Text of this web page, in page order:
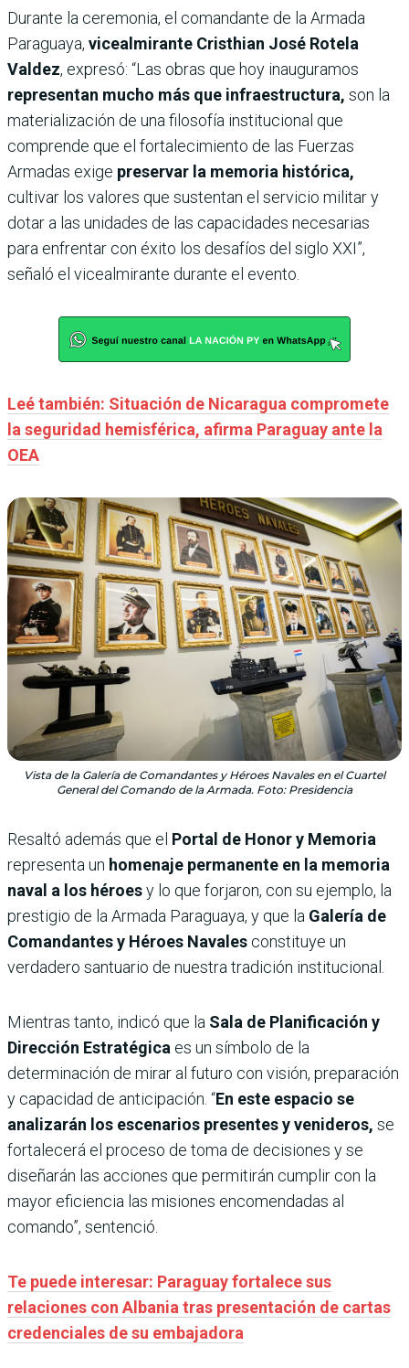
Durante la ceremonia, el comandante de la Armada
Paraguaya, vicealmirante Cristhian José Rotela
Valdez, expresó: “Las obras que hoy inauguramos
representan mucho más que infraestructura, son la
materialización de una filosofía institucional que
comprende que el fortalecimiento de las Fuerzas
Armadas exige preservar la memoria histórica,
cultivar los valores que sustentan el servicio militar y
dotar a las unidades de las capacidades necesarias
para enfrentar con éxito los desafíos del siglo XXI”,
señaló el vicealmirante durante el evento.
Leé también: Situación de Nicaragua compromete
la seguridad hemisférica, afirma Paraguay ante la
OEA
Vista de la Galería de Comandantes y Héroes Navales en el Cuartel
General del Comando de la Armada. Foto: Presidencia
Resaltó además que el Portal de Honor y Memoria
representa un homenaje permanente en la memoria
naval a los héroesy lo que forjaron, con su ejemplo, la
prestigio de la Armada Paraguaya, y que la Galería de
Comandantes y Héroes Navales constituye un
verdadero santuario de nuestra tradición institucional.
Mientras tanto, indicó que la Sala de Planificación y
Dirección Estratégica es un símbolo de la
determinación de mirar al futuro con visión, preparación
y capacidad de anticipación. “En este espacio se
analizarán los escenarios presentes y venideros, se
fortalecerá el proceso de toma de decisiones y se
diseñarán las acciones que permitirán cumplir con la
mayor eficiencia las misiones encomendadas al
comando”, sentenció.
Te puede interesar: Paraguay fortalece sus
relaciones con Albania tras presentación de cartas
credenciales de su embajadora